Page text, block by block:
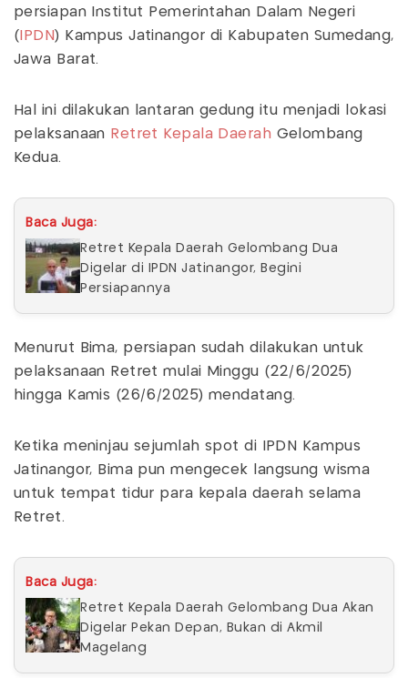
persiapan Institut Pemerintahan Dalam Negeri
( IPDN ) Kampus Jatinangor di Kabupaten Sumedang,
Jawa Barat.
Hal ini dilakukan lantaran gedung itu menjadi lokasi
pelaksanaan Retret Kepala Daerah Gelombang
Kedua.
Baca Juga:
Retret Kepala Daerah Gelombang Dua
Digelar di IPDN Jatinangor, Begini
Persiapannya
Menurut Bima, persiapan sudah dilakukan untuk
pelaksanaan Retret mulai Minggu (22/6/2025)
hingga Kamis (26/6/2025) mendatang.
Ketika meninjau sejumlah spot di IPDN Kampus
Jatinangor, Bima pun mengecek langsung wisma
untuk tempat tidur para kepala daerah selama
Retret.
Baca Juga:
Retret Kepala Daerah Gelombang Dua Akan
Digelar Pekan Depan, Bukan di Akmil
Magelang